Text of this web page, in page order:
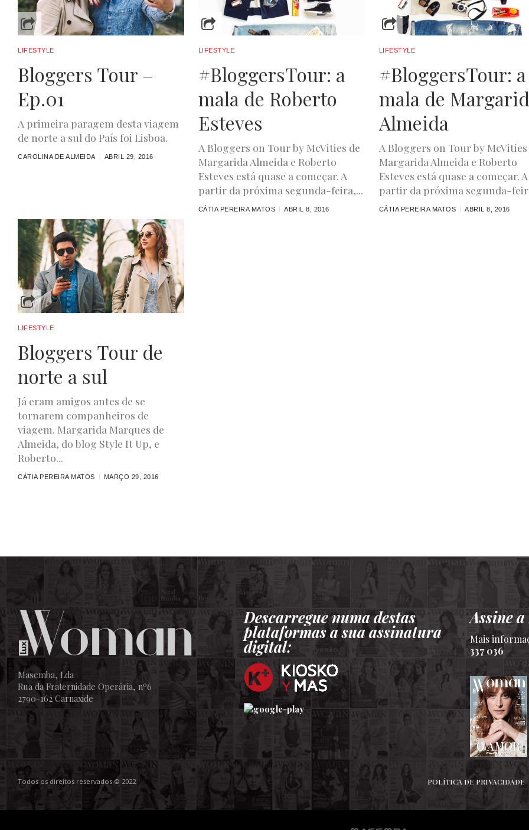
LIFESTYLE
Bloggers Tour –
Ep.01
A primeira paragem desta viagem
de norte a sul do País foi Lisboa.
CAROLINA DE ALMEIDA ABRIL 29, 2016
LIFESTYLE
#BloggersTour: a
mala de Roberto
Esteves
A Bloggers on Tour by McVities de
Margarida Almeida e Roberto
Esteves está quase a começar. A
partir da próxima segunda-feira,...
CÁTIA PEREIRA MATOS ABRIL 8, 2016
LIFESTYLE
#BloggersTour: a
mala de
Almeida
A Bloggers on Tour by McVities
Margarida Almeida e Roberto
Esteves está quase a começar. A
partir da próxima segunda-
CÁTIA PEREIRA MATOS ABRIL 8, 2016
LIFESTYLE
Bloggers Tour de
norte a sul
Já eram amigos antes de se
tornarem companheiros de
viagem. Margarida Marques de
Almeida, do blog Style It Up, e
Roberto...
CÁTIA PEREIRA MATOS MARÇO 29, 2016
Masemba, Lda
Rua da Fraternidade Operária, nº6
2790-162 Carnaxide
Descarregue numa destas
plataformas a sua assinatura
digital:
Assine
Mais
337 036
POLÍTICA DE PRIVACIDADE
Todos os direitos reservados © 2022